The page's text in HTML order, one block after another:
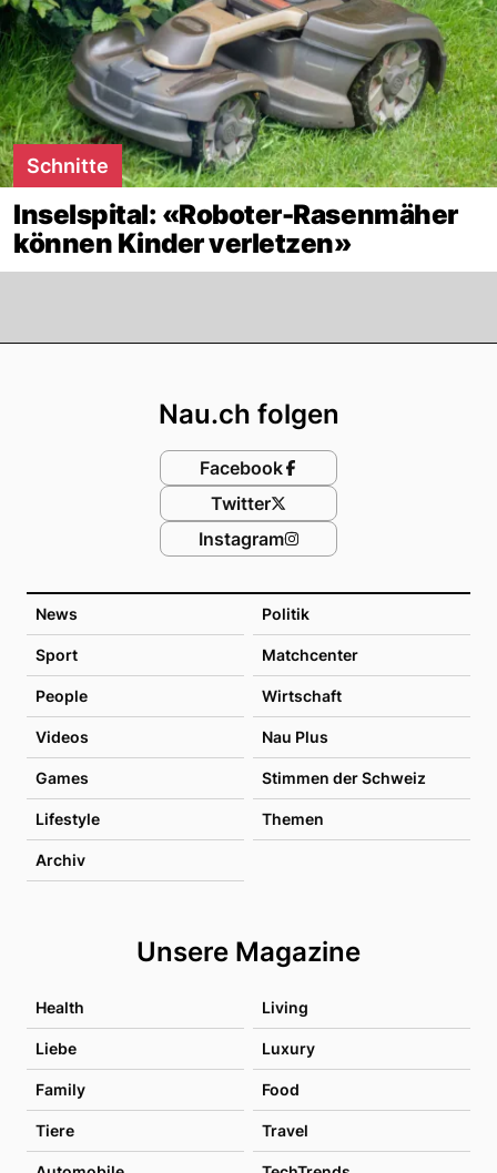
Schnitte
Inselspital: «Roboter-Rasenmäher
können Kinder verletzen»
News Politik
Sport Matchcenter
People Wirtschaft
Videos Nau Plus
Games Stimmen der Schweiz
Lifestyle Themen
Archiv
Unsere Magazine
Health Living
Liebe Luxury
Family Food
Tiere Travel
Nau.ch folgen
Facebook
Twitter
Instagram